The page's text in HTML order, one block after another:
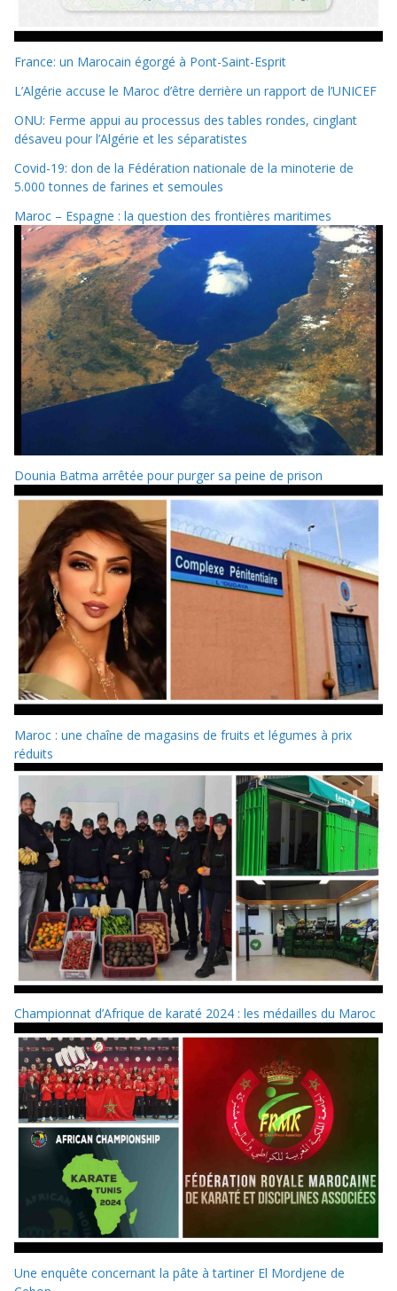
France: un Marocain égorgé à Pont-Saint-Esprit
L’Algérie accuse le Maroc d’être derrière un rapport de l’UNICEF
ONU: Ferme appui au processus des tables rondes, cinglant
désaveu pour l’Algérie et les séparatistes
Covid-19: don de la Fédération nationale de la minoterie de
5.000 tonnes de farines et semoules
Maroc – Espagne : la question des frontières maritimes
Dounia Batma arrêtée pour purger sa peine de prison
Maroc : une chaîne de magasins de fruits et légumes à prix
réduits
Championnat d’Afrique de karaté 2024 : les médailles du Maroc
Une enquête concernant la pâte à tartiner El Mordjene de